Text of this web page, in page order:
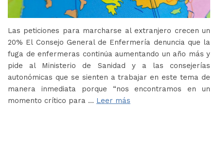
Las peticiones para marcharse al extranjero crecen un
20% El Consejo General de Enfermería denuncia que la
fuga de enfermeras continúa aumentando un año más y
pide al Ministerio de Sanidad y a las consejerías
autonómicas que se sienten a trabajar en este tema de
manera inmediata porque “nos encontramos en un
momento crítico para … Leer más